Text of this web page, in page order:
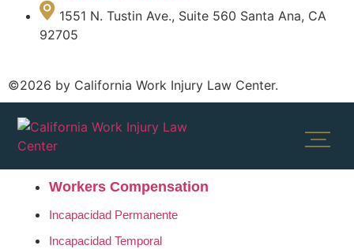
1551 N. Tustin Ave., Suite 560 Santa Ana, CA
92705
©2026 by California Work Injury Law Center.
Workers Compensation
Incapacidad Permanente
Incapacidad Temporal